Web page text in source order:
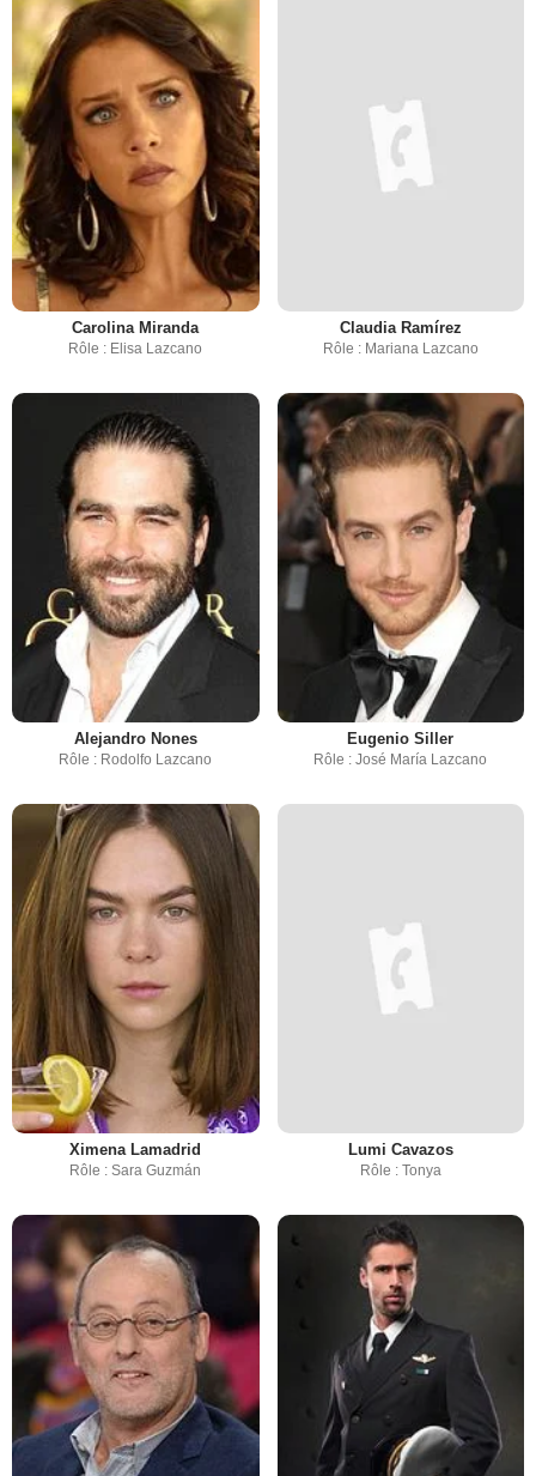
Carolina Miranda
Rôle : Elisa Lazcano
Claudia Ramírez
Rôle : Mariana Lazcano
Alejandro Nones
Rôle : Rodolfo Lazcano
Eugenio Siller
Rôle : José María Lazcano
Ximena Lamadrid
Rôle : Sara Guzmán
Lumi Cavazos
Rôle : Tonya